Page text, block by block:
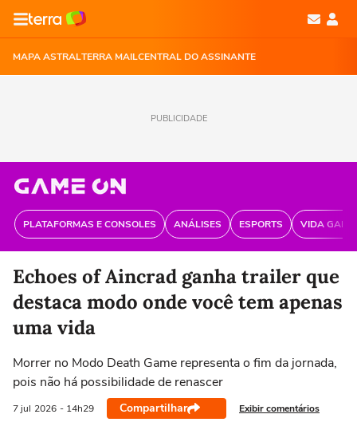
MAPA ASTRALTERRA MAILCENTRAL DO ASSINANTE
PUBLICIDADE
PLATAFORMAS E CONSOLES ANÁLISES ESPORTS VIDA
Echoes of Aincrad ganha trailer que
destaca modo onde você tem apenas
uma vida
Morrer no Modo Death Game representa o fim da jornada,
pois não há possibilidade de renascer
7 jul 2026 - 14h29 Compartilhar Exibir comentários